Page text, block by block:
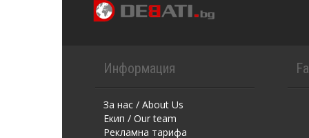
Информация
За нас / About Us
Екип / Our team
Рекламна тарифа